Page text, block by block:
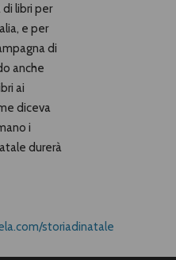
libri per
e per
di
anche
ai
diceva
i
durerà
storiadinatale